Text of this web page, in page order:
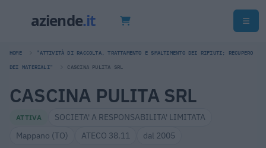
HOME "ATTIVITÀ DI RACCOLTA, TRATTAMENTO E SMALTIMENTO DEI RIFIUTI; RECUPERO
DEI MATERIALI" CASCINA PULITA SRL
CASCINA PULITA SRL
ATTIVA
SOCIETA' A RESPONSABILITA' LIMITATA
Mappano (TO)
ATECO 38.11 dal 2005